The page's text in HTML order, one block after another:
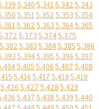
5,3405,3415,3425,343
5,3515,3525,3535,354
5,3625,3635,3645,365
5,3735,3745,375
5,3825,3835,3845,3855,386
5,3945,3955,3965,397
5,4055,4065,4075,408
5,4165,4175,4185,419
5,4265,4275,4285,429
5,4375,4385,4395,440